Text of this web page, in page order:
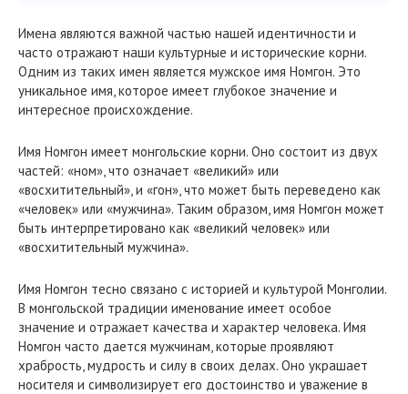
Имена являются важной частью нашей идентичности и
часто отражают наши культурные и исторические корни.
Одним из таких имен является мужское имя Номгон. Это
уникальное имя, которое имеет глубокое значение и
интересное происхождение.
Имя Номгон имеет монгольские корни. Оно состоит из двух
частей: «ном», что означает «великий» или
«восхитительный», и «гон», что может быть переведено как
«человек» или «мужчина». Таким образом, имя Номгон может
быть интерпретировано как «великий человек» или
«восхитительный мужчина».
Имя Номгон тесно связано с историей и культурой Монголии.
В монгольской традиции именование имеет особое
значение и отражает качества и характер человека. Имя
Номгон часто дается мужчинам, которые проявляют
храбрость, мудрость и силу в своих делах. Оно украшает
носителя и символизирует его достоинство и уважение в